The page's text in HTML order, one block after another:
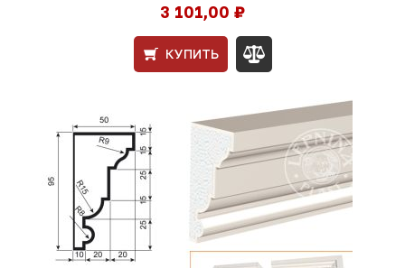
3 101,00 ₽
КУПИТЬ